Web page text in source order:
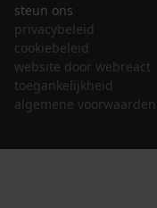
steun ons
privacybeleid
cookiebeleid
website door webreact
toegankelijkheid
algemene voorwaarden